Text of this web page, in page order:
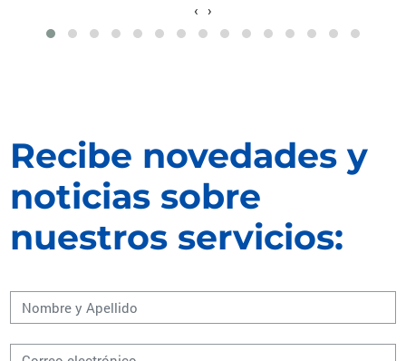
‹ ›
Recibe novedades y
noticias sobre
nuestros servicios: